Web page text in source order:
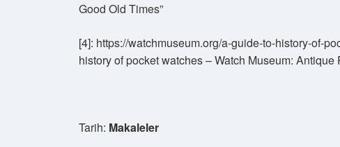
Good Old Times”
[4]: https://watchmuseum.org/a-guide-to-history-of-
history of pocket watches – Watch Museum:
Tarih: Makaleler